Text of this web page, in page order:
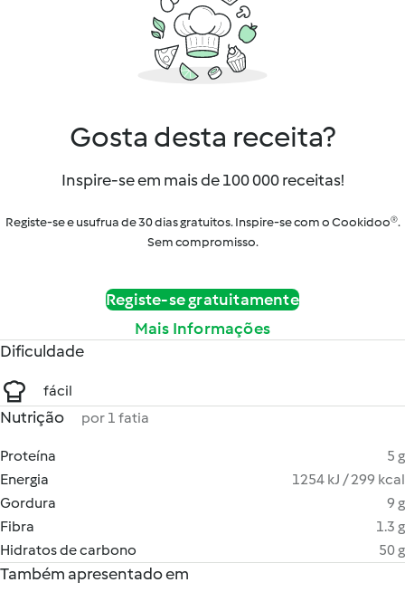
Gosta desta receita?
Inspire-se em mais de 100 000 receitas!
Registe-se e usufrua de 30 dias gratuitos. Inspire-se com o Cookidoo®.
Sem compromisso.
Registe-se gratuitamente
Mais Informações
Dificuldade
fácil
Nutrição por 1 fatia
Proteína
5 g
Energia
1254 kJ / 299 kcal
Gordura
9 g
Fibra
1.3 g
Hidratos de carbono
50 g
Também apresentado em